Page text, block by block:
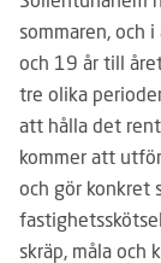
sommaren, och
och 19 år till
tre olika
att hålla det
kommer att
och gör konkret
skräp, måla och